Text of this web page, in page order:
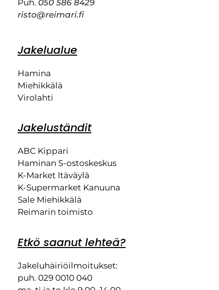
Puh. 050 586 8429
risto@reimari.fi
Jakelualue
Hamina
Miehikkälä
Virolahti
Jakeluständit
ABC Kippari
Haminan S-ostoskeskus
K-Market Itäväylä
K-Supermarket Kanuuna
Sale Miehikkälä
Reimarin toimisto
Etkö saanut lehteä?
Jakeluhäiriöilmoitukset:
puh. 029 0010 040